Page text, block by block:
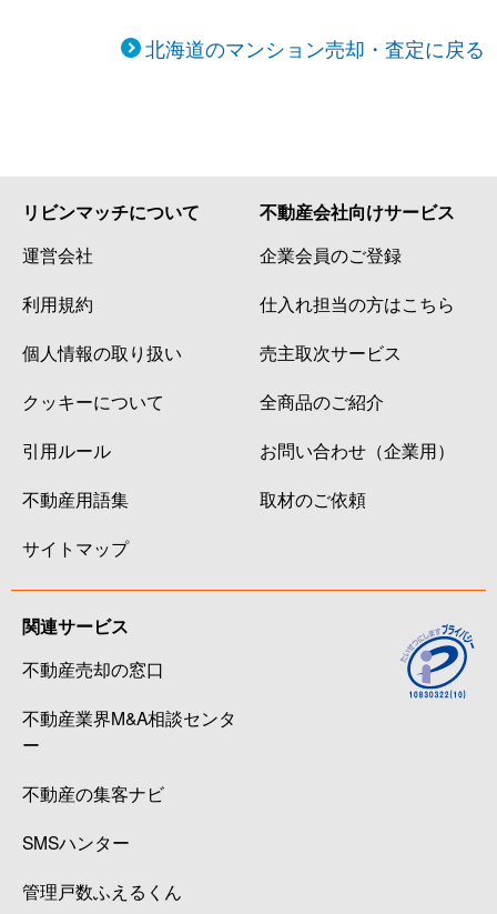
北海道のマンション売却・査定に戻る
リビンマッチについて
運営会社
利用規約
個人情報の取り扱い
クッキーについて
引用ルール
不動産用語集
サイトマップ
不動産会社向けサービス
企業会員のご登録
仕入れ担当の方はこちら
売主取次サービス
全商品のご紹介
お問い合わせ（企業用）
取材のご依頼
関連サービス
不動産売却の窓口
不動産業界M&A相談センタ
ー
不動産の集客ナビ
SMSハンター
管理戸数ふえるくん